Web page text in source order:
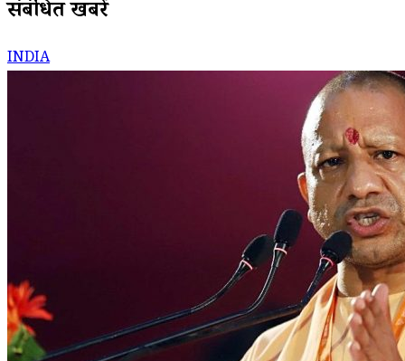
संबंधित खबरें
INDIA